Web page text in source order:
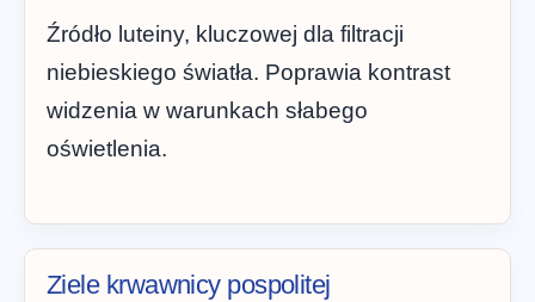
Źródło luteiny, kluczowej dla filtracji
niebieskiego światła. Poprawia kontrast
widzenia w warunkach słabego
oświetlenia.
Ziele krwawnicy pospolitej